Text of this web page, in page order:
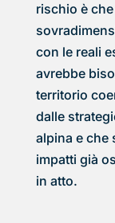
rischio è
con le reali
avrebbe
territorio
dalle
alpina e che
impatti già
in atto.